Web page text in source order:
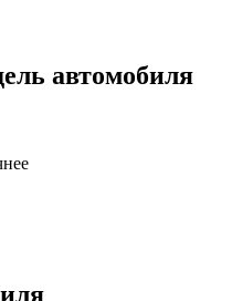
автомобиля